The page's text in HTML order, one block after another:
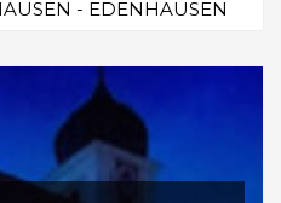
- EDENHAUSEN